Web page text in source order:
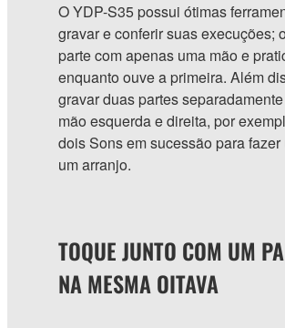
O YDP-S35 possui ótimas
gravar e conferir suas execuções;
parte com apenas uma mão e
enquanto ouve a primeira. Além
gravar duas partes
mão esquerda e direita, por
dois Sons em sucessão para
um arranjo.
TOQUE JUNTO COM UM
NA MESMA OITAVA